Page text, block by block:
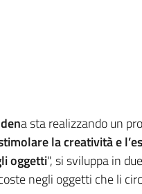
a sta realizzando un
la creatività e
oggetti", si sviluppa in
negli oggetti che li